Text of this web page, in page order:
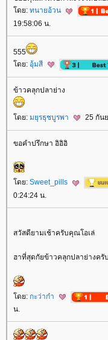
ดย: ทนายอ้วน
19:58:06 น.
555
ดย: อุ้มสี
ข้าวคลุกปลาย่าง
ดย: มยุรธุชบูรพา 25 กัน
ขอคำปรึกษา อิอิอิ
ดย: Sweet_pills
0:24:24 น.
สวัสดียามเช้าครับคุณโอเล่
ฮาที่สุดกัยข้าวคลุกปลาย่างครั
ดย: กะว่าก๋า
น.